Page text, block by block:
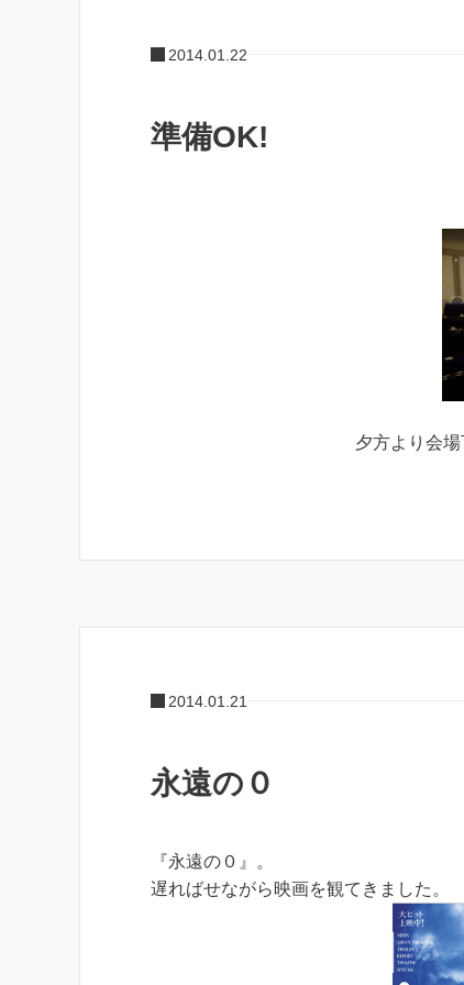
2014.01.22
準備OK!
夕方より会
2014.01.21
永遠の０
『永遠の０』。
遅ればせながら映画を観てきました。